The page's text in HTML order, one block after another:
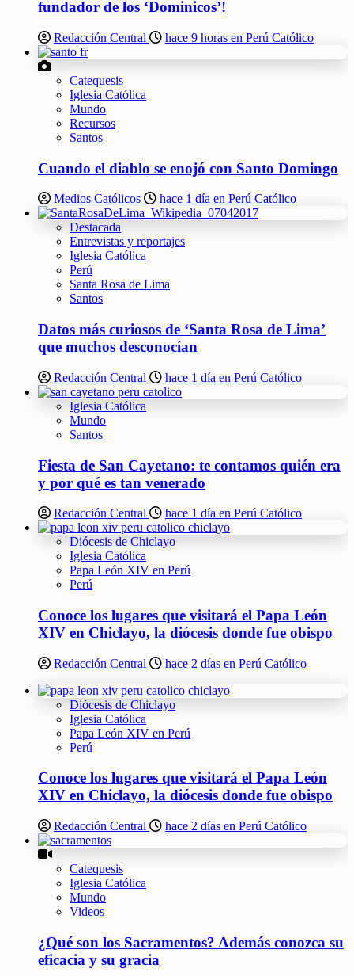
fundador de los ‘Dominicos’!
Redacción Central hace 9 horas en Perú Católico
Catequesis
Iglesia Católica
Mundo
Recursos
Santos
Cuando el diablo se enojó con Santo Domingo
Medios Católicos hace 1 día en Perú Católico
Destacada
Entrevistas y reportajes
Iglesia Católica
Perú
Santa Rosa de Lima
Santos
Datos más curiosos de ‘Santa Rosa de Lima’
que muchos desconocían
Redacción Central hace 1 día en Perú Católico
Iglesia Católica
Mundo
Santos
Fiesta de San Cayetano: te contamos quién era
y por qué es tan venerado
Redacción Central hace 1 día en Perú Católico
Diócesis de Chiclayo
Iglesia Católica
Papa León XIV en Perú
Perú
Conoce los lugares que visitará el Papa León
XIV en Chiclayo, la diócesis donde fue obispo
Redacción Central hace 2 días en Perú Católico
Diócesis de Chiclayo
Iglesia Católica
Papa León XIV en Perú
Perú
Conoce los lugares que visitará el Papa León
XIV en Chiclayo, la diócesis donde fue obispo
Redacción Central hace 2 días en Perú Católico
Catequesis
Iglesia Católica
Mundo
Videos
¿Qué son los Sacramentos? Además conozca su
eficacia y su gracia